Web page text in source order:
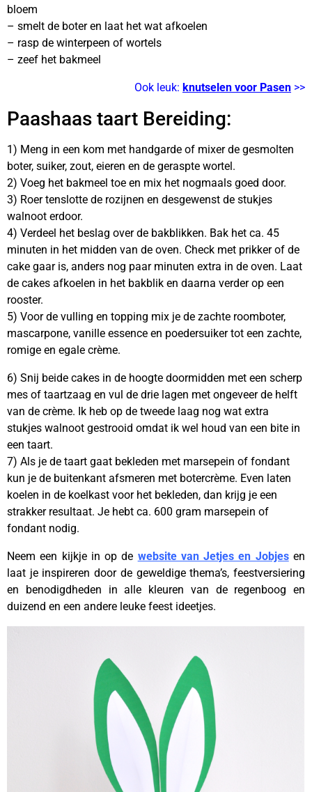
bloem
– smelt de boter en laat het wat afkoelen
– rasp de winterpeen of wortels
– zeef het bakmeel
Ook leuk: knutselen voor Pasen >>
Paashaas taart Bereiding:
1) Meng in een kom met handgarde of mixer de gesmolten
boter, suiker, zout, eieren en de geraspte wortel.
2) Voeg het bakmeel toe en mix het nogmaals goed door.
3) Roer tenslotte de rozijnen en desgewenst de stukjes
walnoot erdoor.
4) Verdeel het beslag over de bakblikken. Bak het ca. 45
minuten in het midden van de oven. Check met prikker of de
cake gaar is, anders nog paar minuten extra in de oven. Laat
de cakes afkoelen in het bakblik en daarna verder op een
rooster.
5) Voor de vulling en topping mix je de zachte roomboter,
mascarpone, vanille essence en poedersuiker tot een zachte,
romige en egale crème.
6) Snij beide cakes in de hoogte doormidden met een scherp
mes of taartzaag en vul de drie lagen met ongeveer de helft
van de crème. Ik heb op de tweede laag nog wat extra
stukjes walnoot gestrooid omdat ik wel houd van een bite in
een taart.
7) Als je de taart gaat bekleden met marsepein of fondant
kun je de buitenkant afsmeren met botercrème. Even laten
koelen in de koelkast voor het bekleden, dan krijg je een
strakker resultaat. Je hebt ca. 600 gram marsepein of
fondant nodig.
Neem een kijkje in op de website van Jetjes en Jobjesen
laat je inspireren door de geweldige thema’s, feestversiering
en benodigdheden in alle kleuren van de regenboog en
duizend en een andere leuke feest ideetjes.